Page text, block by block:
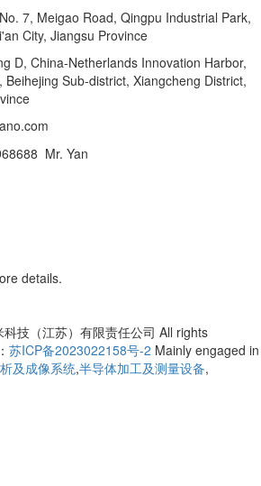
7, Meigao Road, Qingpu Industrial Park,
City, Jiangsu Province
D, China-Netherlands Innovation Harbor,
Sub-district, Xiangcheng District,
Mr. Yan
details.
技（江苏）有限责任公司 All rights
苏ICP备2023022158号-2 Mainly engaged in
及成像系统,半导体加工及测量设备,